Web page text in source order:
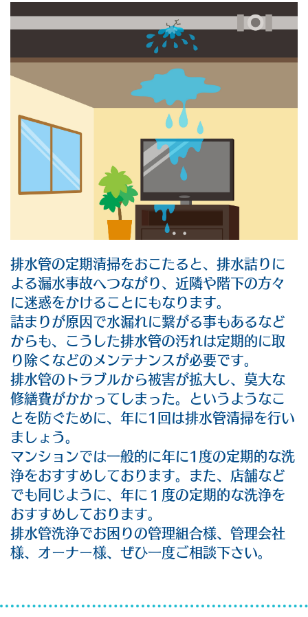
排水管の定期清掃をおこたると、排水詰りに
よる漏水事故へつながり、近隣や階下の方々
に迷惑をかけることにもなります。
詰まりが原因で水漏れに繋がる事もあるなど
からも、こうした排水管の汚れは定期的に取
り除くなどのメンテナンスが必要です。
排水管のトラブルから被害が拡大し、莫大な
修繕費がかかってしまった。というようなこ
とを防ぐために、年に1回は排水管清掃を行い
ましょう。
マンションでは一般的に年に1度の定期的な洗
浄をおすすめしております。また、店舗など
でも同じように、年に１度の定期的な洗浄を
おすすめしております。
排水管洗浄でお困りの管理組合様、管理会社
様、オーナー様、ぜひ一度ご相談下さい。